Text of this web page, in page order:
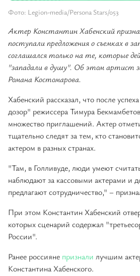
Фото: Legion-media/Persona Stars/053
Актер Константин Хабенский
поступали предложения о съемках в
соглашался только на те, которые
"западали в душу". Об этом артист
Романа Костомарова.
Хабенский рассказал, что после
дозор" режиссера Тимура
множество приглашений. Актер
тщательно следят за тем, кто
актером в разных странах.
"Там, в Голливуде, люди умеют
наблюдают за кассовыми актерами и
предлагают сотрудничество," –
При этом Константин Хабенский
которых сценарий содержал
России".
Ранее россияне признали лучшим
Константина Хабенского.